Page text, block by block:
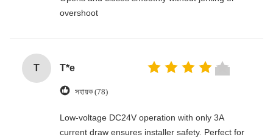
overshoot
T T*e
সহায়ক (78)
Low-voltage DC24V operation with only 3A
current draw ensures installer safety. Perfect for